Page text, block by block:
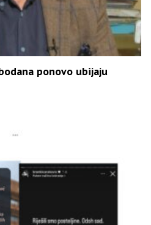
ponovo ubijaju